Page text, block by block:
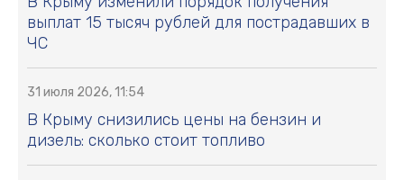
выплат 15 тысяч рублей для пострадавших в
ЧС
31 июля 2026, 11:54
В Крыму снизились цены на бензин и
дизель: сколько стоит топливо